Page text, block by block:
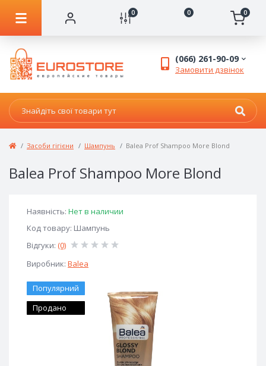
0 0 0
(066) 261-90-09
Замовити дзвінок
Засоби гігієни Шампунь Balea Prof Shampoo More Blond
Balea Prof Shampoo More Blond
Наявність: Нет в наличии
Код товару: Шампунь
Відгуки: (0)
Виробник: Balea
Популярний
Продано